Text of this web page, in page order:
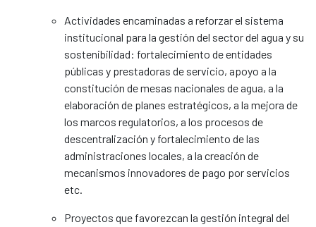
Actividades encaminadas a reforzar el sistema
institucional para la gestión del sector del agua y su
sostenibilidad: fortalecimiento de entidades
públicas y prestadoras de servicio, apoyo a la
constitución de mesas nacionales de agua, a la
elaboración de planes estratégicos, a la mejora de
los marcos regulatorios, a los procesos de
descentralización y fortalecimiento de las
administraciones locales, a la creación de
mecanismos innovadores de pago por servicios
etc.
Proyectos que favorezcan la gestión integral del